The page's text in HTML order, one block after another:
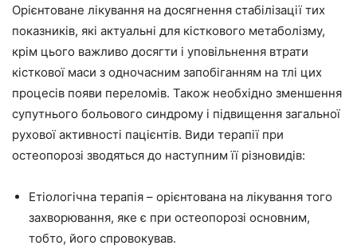
Орієнтоване лікування на досягнення стабілізації тих
показників, які актуальні для кісткового метаболізму,
крім цього важливо досягти і уповільнення втрати
кісткової маси з одночасним запобіганням на тлі цих
процесів появи переломів. Також необхідно зменшення
супутнього больового синдрому і підвищення загальної
рухової активності пацієнтів. Види терапії при
остеопорозі зводяться до наступним її різновидів:
Етіологічна терапія – орієнтована на лікування того
захворювання, яке є при остеопорозі основним,
тобто, його спровокував.